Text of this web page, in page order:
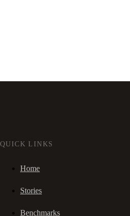
QUICK LINKS
Home
Stories
Benchmarks